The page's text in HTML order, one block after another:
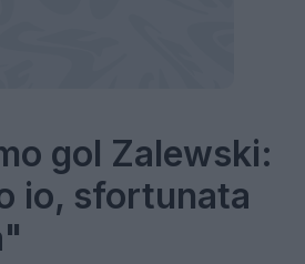
gol Zalewski:
io, sfortunata